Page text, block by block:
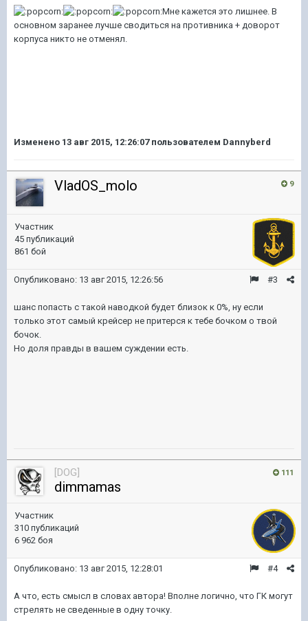
Мне кажется это лишнее. В
основном заранее лучше сводиться на противника + доворот
корпуса никто не отменял.
Изменено 13 авг 2015, 12:26:07пользователем Dannyberd
9
VladOS_molo
Участник
45 публикаций
861 бой
#3
Опубликовано: 13 авг 2015, 12:26:56
шанс попасть с такой наводкой будет близок к 0%, ну если
только этот самый крейсер не притерся к тебе бочком о твой
бочок.
Но доля правды в вашем суждении есть.
111
[DOG]
dimmamas
Участник
310 публикаций
6 962 боя
#4
Опубликовано: 13 авг 2015, 12:28:01
А что, есть смысл в словах автора! Вполне логично, что ГК могут
стрелять не сведенные в одну точку.